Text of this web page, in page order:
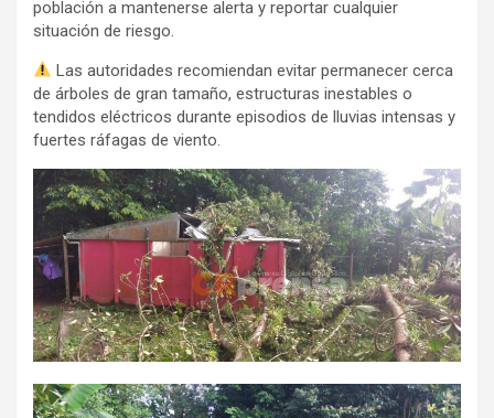
población a mantenerse alerta y reportar cualquier
situación de riesgo.
Las autoridades recomiendan evitar permanecer cerca
de árboles de gran tamaño, estructuras inestables o
tendidos eléctricos durante episodios de lluvias intensas y
fuertes ráfagas de viento.